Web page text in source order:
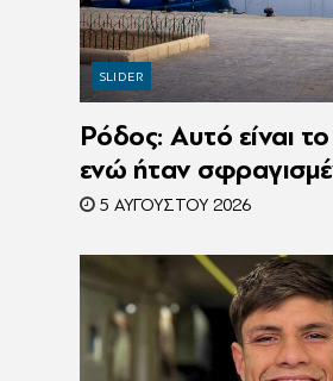
SLIDER
Ρόδος: Αυτό είναι
ενώ ήταν
λειτουργούσε
συνιδιοκτήτρια
5 ΑΥΓΟΎΣΤΟΥ 2026